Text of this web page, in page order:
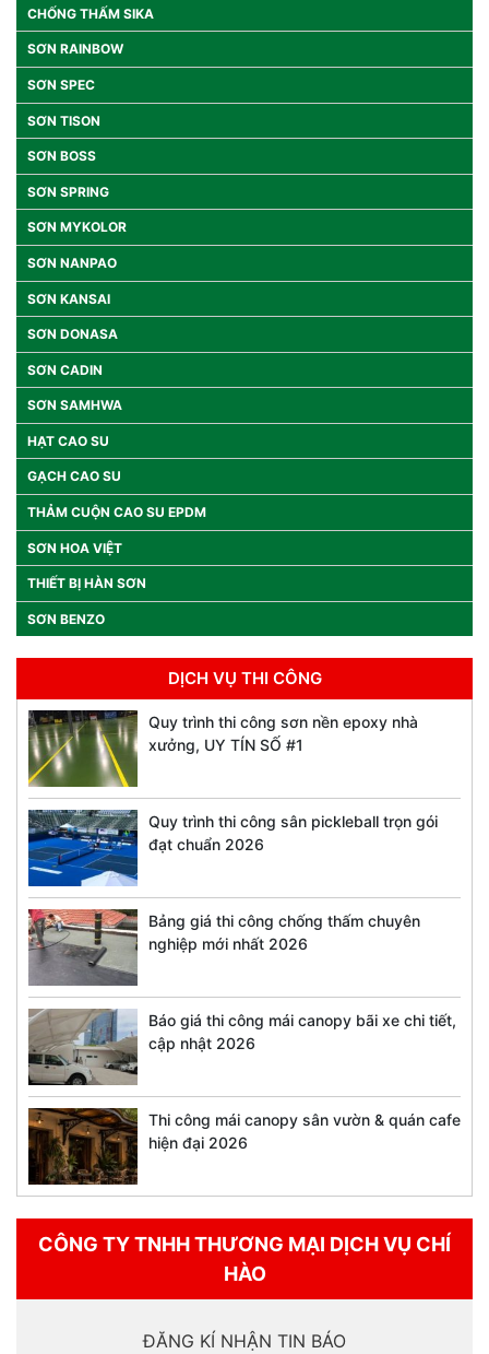
CHỐNG THẤM SIKA
SƠN RAINBOW
SƠN SPEC
SƠN TISON
SƠN BOSS
SƠN SPRING
SƠN MYKOLOR
SƠN NANPAO
SƠN KANSAI
SƠN DONASA
SƠN CADIN
SƠN SAMHWA
HẠT CAO SU
GẠCH CAO SU
THẢM CUỘN CAO SU EPDM
SƠN HOA VIỆT
THIẾT BỊ HÀN SƠN
SƠN BENZO
DỊCH VỤ THI CÔNG
Quy trình thi công sơn nền epoxy nhà
xưởng, UY TÍN SỐ #1
Quy trình thi công sân pickleball trọn gói
đạt chuẩn 2026
Bảng giá thi công chống thấm chuyên
nghiệp mới nhất 2026
Báo giá thi công mái canopy bãi xe chi tiết,
cập nhật 2026
Thi công mái canopy sân vườn & quán cafe
hiện đại 2026
CÔNG TY TNHH THƯƠNG MẠI DỊCH VỤ CHÍ
HÀO
ĐĂNG KÍ NHẬN TIN BÁO